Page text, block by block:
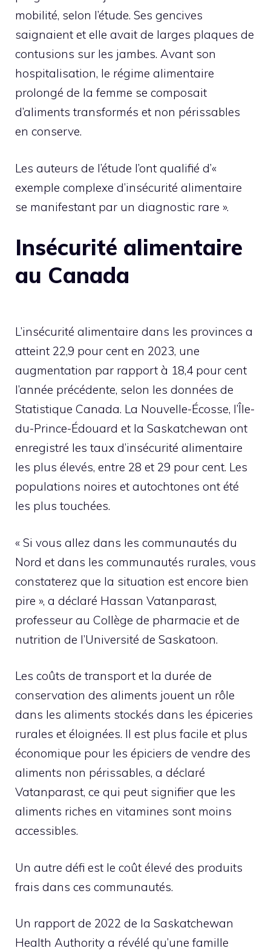
mobilité, selon l’étude. Ses gencives
saignaient et elle avait de larges plaques de
contusions sur les jambes. Avant son
hospitalisation, le régime alimentaire
prolongé de la femme se composait
d’aliments transformés et non périssables
en conserve.
Les auteurs de l’étude l’ont qualifié d’«
exemple complexe d’insécurité alimentaire
se manifestant par un diagnostic rare ».
Insécurité alimentaire
au Canada
L’insécurité alimentaire dans les provinces a
atteint 22,9 pour cent en 2023, une
augmentation par rapport à 18,4 pour cent
l’année précédente, selon les données de
Statistique Canada. La Nouvelle-Écosse, l’Île-
du-Prince-Édouard et la Saskatchewan ont
enregistré les taux d’insécurité alimentaire
les plus élevés, entre 28 et 29 pour cent. Les
populations noires et autochtones ont été
les plus touchées.
« Si vous allez dans les communautés du
Nord et dans les communautés rurales, vous
constaterez que la situation est encore bien
pire », a déclaré Hassan Vatanparast,
professeur au Collège de pharmacie et de
nutrition de l’Université de Saskatoon.
Les coûts de transport et la durée de
conservation des aliments jouent un rôle
dans les aliments stockés dans les épiceries
rurales et éloignées. Il est plus facile et plus
économique pour les épiciers de vendre des
aliments non périssables, a déclaré
Vatanparast, ce qui peut signifier que les
aliments riches en vitamines sont moins
accessibles.
Un autre défi est le coût élevé des produits
frais dans ces communautés.
Un rapport de 2022 de la Saskatchewan
Health Authority a révélé qu’une famille